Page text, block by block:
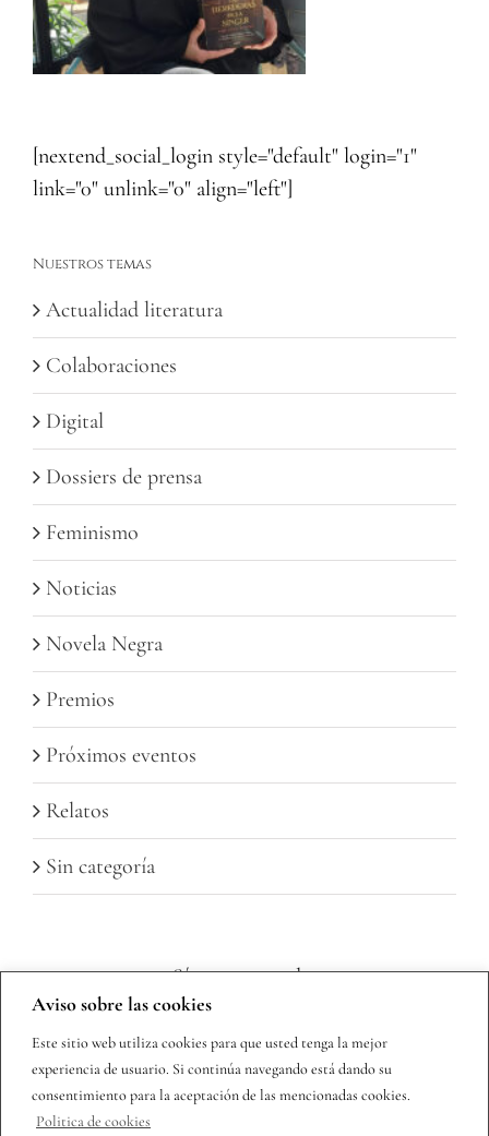
Aviso sobre las cookies
Este sitio web utiliza cookies para que usted tenga la mejor
experiencia de usuario. Si continúa navegando está dando su
consentimiento para la aceptación de las mencionadas cookies.
Politica de cookies
[nextend_social_login style="default" login="1"
link="0" unlink="0" align="left"]
Nuestros temas
Actualidad literatura
Colaboraciones
Digital
Dossiers de prensa
Feminismo
Noticias
Novela Negra
Premios
Próximos eventos
Relatos
Sin categoría
Sígueme en redes